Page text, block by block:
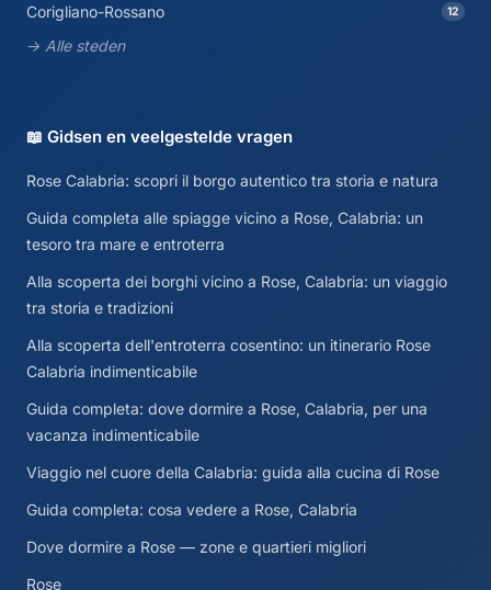
Corigliano-Rossano 12
→ Alle steden
📖 Gidsen en veelgestelde vragen
Rose Calabria: scopri il borgo autentico tra storia e natura
Guida completa alle spiagge vicino a Rose, Calabria: un
tesoro tra mare e entroterra
Alla scoperta dei borghi vicino a Rose, Calabria: un viaggio
tra storia e tradizioni
Alla scoperta dell'entroterra cosentino: un itinerario Rose
Calabria indimenticabile
Guida completa: dove dormire a Rose, Calabria, per una
vacanza indimenticabile
Viaggio nel cuore della Calabria: guida alla cucina di Rose
Guida completa: cosa vedere a Rose, Calabria
Dove dormire a Rose — zone e quartieri migliori
Rose